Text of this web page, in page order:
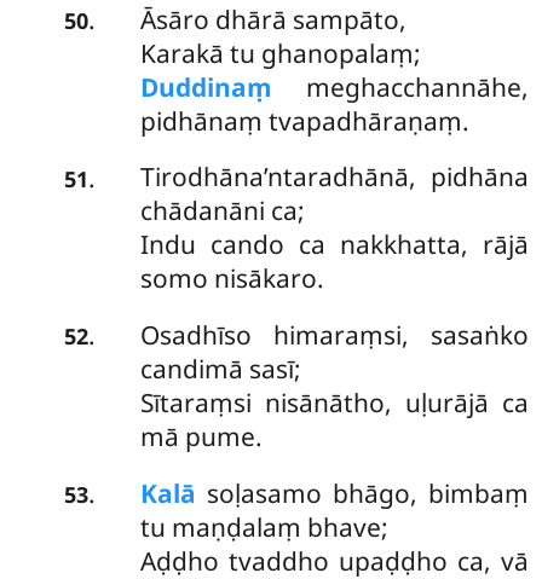
50.
Āsāro dhārā sampāto,
Karakā tu ghanopalaṃ;
Duddinaṃ meghacchannāhe,
pidhānaṃ tvapadhāraṇaṃ.
51.
Tirodhāna’ntaradhānā, pidhāna
chādanāni ca;
Indu cando ca nakkhatta, rājā
somo nisākaro.
52.
Osadhīso himaraṃsi, sasaṅko
candimā sasī;
Sītaraṃsi nisānātho, uḷurājā ca
mā pume.
53. Kalā soḷasamo bhāgo, bimbaṃ
tu maṇḍalaṃ bhave;
Aḍḍho tvaddho upaḍḍho ca, vā